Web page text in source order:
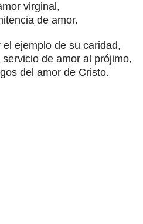
virginal,
de amor.
ejemplo de su caridad,
de amor al prójimo,
del amor de Cristo.